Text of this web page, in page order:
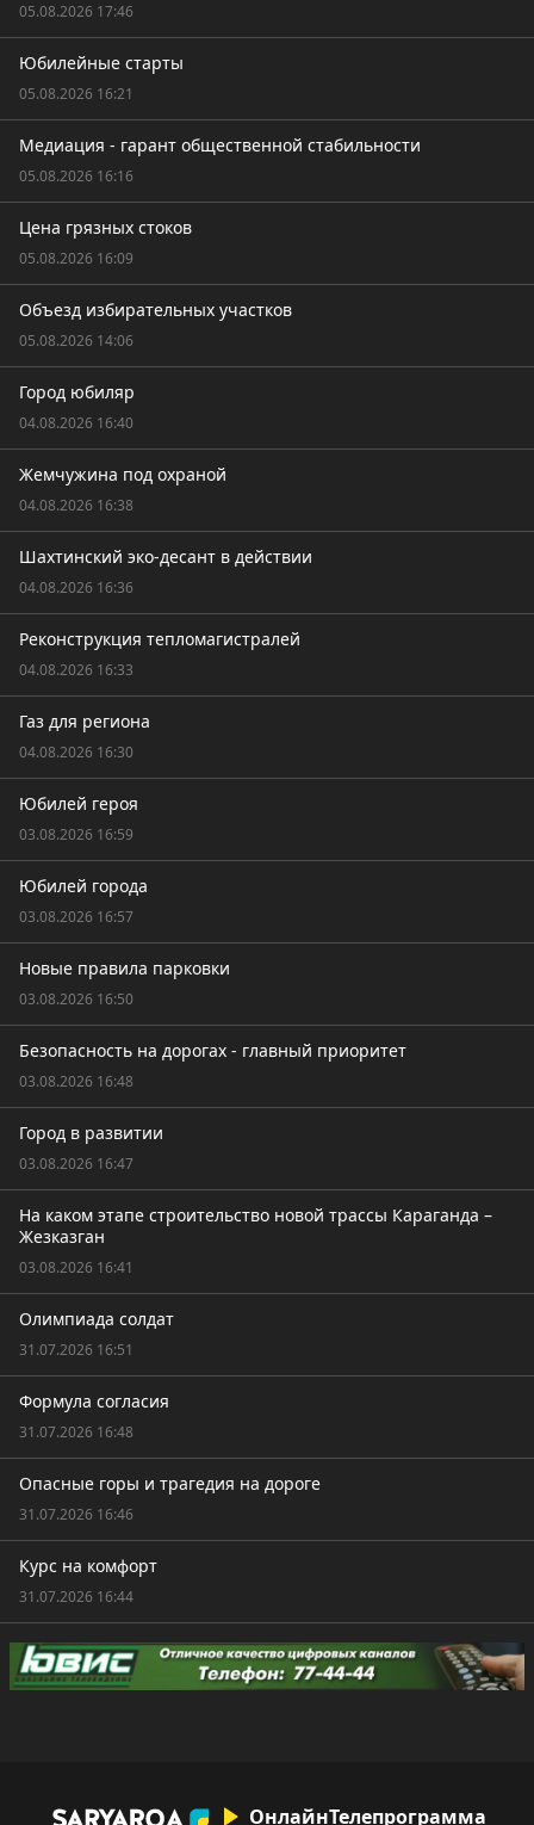
05.08.2026 17:46
Юбилейные старты
05.08.2026 16:21
Медиация - гарант общественной стабильности
05.08.2026 16:16
Цена грязных стоков
05.08.2026 16:09
Объезд избирательных участков
05.08.2026 14:06
Город юбиляр
04.08.2026 16:40
Жемчужина под охраной
04.08.2026 16:38
Шахтинский эко-десант в действии
04.08.2026 16:36
Реконструкция тепломагистралей
04.08.2026 16:33
Газ для региона
04.08.2026 16:30
Юбилей героя
03.08.2026 16:59
Юбилей города
03.08.2026 16:57
Новые правила парковки
03.08.2026 16:50
Безопасность на дорогах - главный приоритет
03.08.2026 16:48
Город в развитии
03.08.2026 16:47
На каком этапе строительство новой трассы Караганда –
Жезказган
03.08.2026 16:41
Олимпиада солдат
31.07.2026 16:51
Формула согласия
31.07.2026 16:48
Опасные горы и трагедия на дороге
31.07.2026 16:46
Курс на комфорт
31.07.2026 16:44
ОнлайнТелепрограмма